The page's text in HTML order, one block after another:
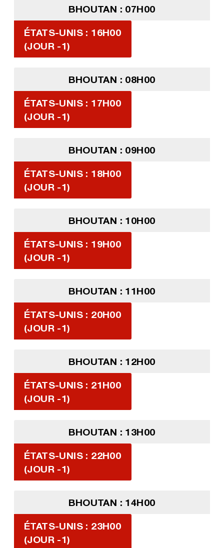
BHOUTAN : 07H00
ÉTATS-UNIS : 16H00
(JOUR -1)
BHOUTAN : 08H00
ÉTATS-UNIS : 17H00
(JOUR -1)
BHOUTAN : 09H00
ÉTATS-UNIS : 18H00
(JOUR -1)
BHOUTAN : 10H00
ÉTATS-UNIS : 19H00
(JOUR -1)
BHOUTAN : 11H00
ÉTATS-UNIS : 20H00
(JOUR -1)
BHOUTAN : 12H00
ÉTATS-UNIS : 21H00
(JOUR -1)
BHOUTAN : 13H00
ÉTATS-UNIS : 22H00
(JOUR -1)
BHOUTAN : 14H00
ÉTATS-UNIS : 23H00
(JOUR -1)